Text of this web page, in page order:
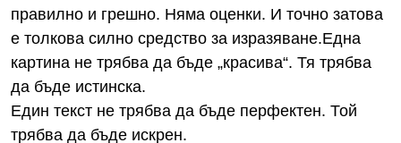
правилно и грешно. Няма оценки. И точно затова
е толкова силно средство за изразяване.Една
картина не трябва да бъде „красива“. Тя трябва
да бъде истинска.
Един текст не трябва да бъде перфектен. Той
трябва да бъде искрен.